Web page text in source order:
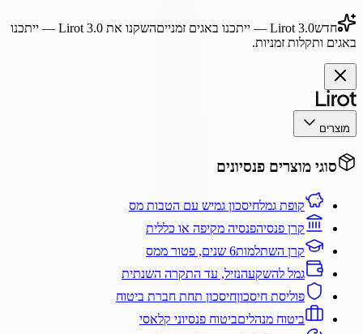
חדשLirot 3.0 — ייתכנו באגים זמנייםהשקנו את Lirot 3.0— ייתכנו
באגים ותקלות זמניות.
מוצרים
סוגי מוצרים פנסיונים
קופת גמלחיסכון גמיש עם הטבות מס
קרן פנסיהפנסיה מקיפה או כללית
קרן השתלמות6 שנים, פטור ממס
גמל להשקעהנזיל, עד התקרה השנתית
פוליסת חיסכוןחיסכון תחת חברת ביטוח
ביטוח מנהליםביטוח פנסיוני קלאסי